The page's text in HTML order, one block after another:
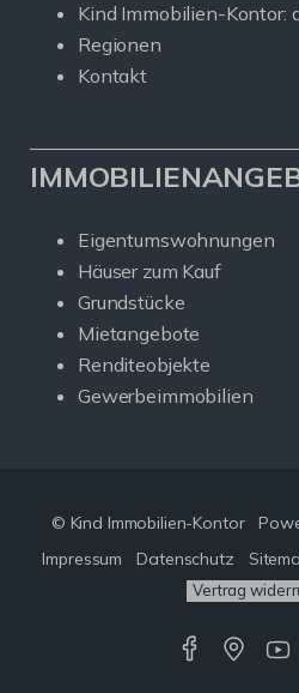
Kind Immobilien-Kontor:
Regionen
Kontakt
Eigentumswohnungen
Häuser zum Kauf
Grundstücke
Mietangebote
Renditeobjekte
Gewerbeimmobilien
© Kind Immobilien-Kontor
Impressum
Datenschutz
Vertrag